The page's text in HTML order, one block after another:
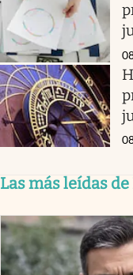
Las más leídas